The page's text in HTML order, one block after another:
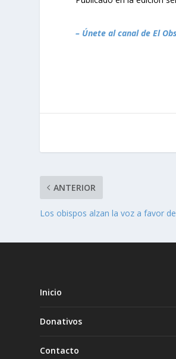
– Únete al canal de El
ANTERIOR
Los obispos alzan la voz a favor
Inicio
Donativos
Contacto